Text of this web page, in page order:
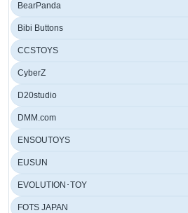
BearPanda
Bibi Buttons
CCSTOYS
CyberZ
D20studio
DMM.com
ENSOUTOYS
EUSUN
EVOLUTION･TOY
FOTS JAPAN